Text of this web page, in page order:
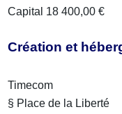
Capital 18 400,00 €
Création et
Timecom
§ Place de la Liberté